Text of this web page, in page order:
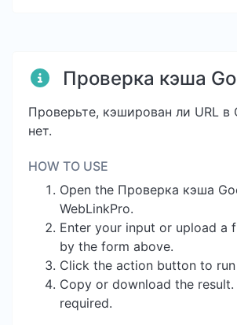
Проверка кэша
Проверьте, кэширован ли URL в
нет.
HOW TO USE
Open the Проверка кэша
WebLinkPro.
Enter your input or upload a
by the form above.
Click the action button to
Copy or download the
required.